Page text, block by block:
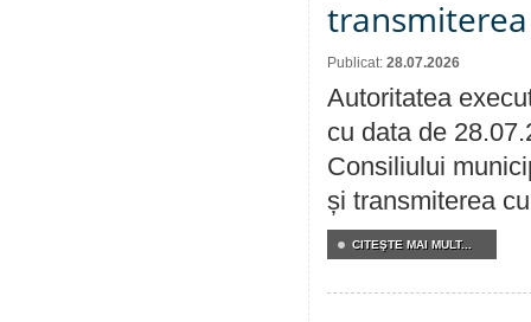
Publicat: 28.07.2026
Autoritatea
cu data de
Consiliului
și transmiterea
CITEŞTE MAI MULT...